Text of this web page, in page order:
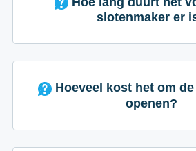
slotenmaker er
Hoeveel kost het om de voordeur te
openen?